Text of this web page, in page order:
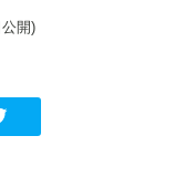
公開)